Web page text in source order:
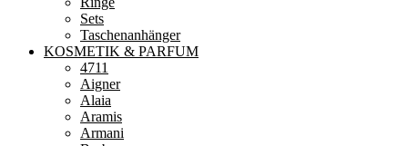
Sets
Taschenanhänger
KOSMETIK & PARFUM
4711
Aigner
Alaia
Aramis
Armani